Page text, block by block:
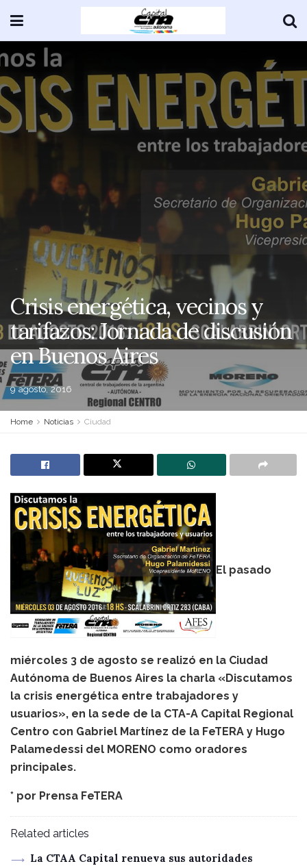
Crisis energética, vecinos y
tarifazos: Jornada de discusión
en Buenos Aires
9 agosto, 2016
Home Noticias Ciudad
El pasado
miércoles 3 de agosto se realizó en la Ciudad
Autónoma de Buenos Aires la charla «Discutamos
la crisis energética entre trabajadores y
usuarios», en la sede de la CTA-A Capital Regional
Centro con Gabriel Martínez de la FeTERA y Hugo
Palamedessi del MORENO como oradores
principales.
* por Prensa FeTERA
Related articles
La CTAA Capital renueva sus autoridades